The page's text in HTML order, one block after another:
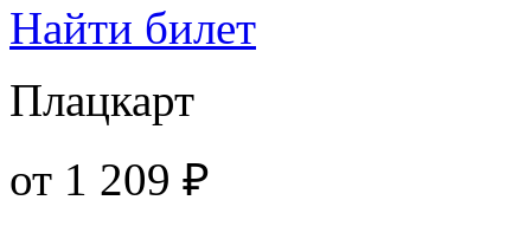
Найти билет
Плацкарт
от 1 209 ₽